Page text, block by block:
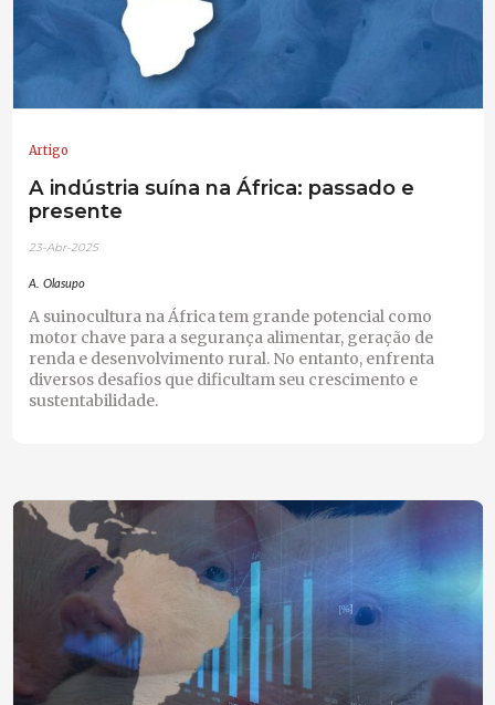
Artigo
A indústria suína na África: passado e
presente
23-Abr-2025
A. Olasupo
A suinocultura na África tem grande potencial como
motor chave para a segurança alimentar, geração de
renda e desenvolvimento rural. No entanto, enfrenta
diversos desafios que dificultam seu crescimento e
sustentabilidade.